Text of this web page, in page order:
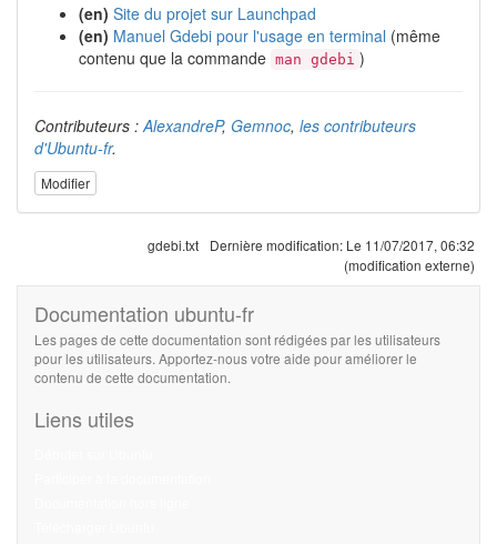
(en) Site du projet sur Launchpad
(en) Manuel Gdebi pour l'usage en terminal (même
contenu que la commande man gdebi )
Contributeurs : AlexandreP, Gemnoc, les contributeurs
d'Ubuntu-fr.
Modifier
gdebi.txt Dernière modification: Le 11/07/2017, 06:32
(modification externe)
Documentation ubuntu-fr
Les pages de cette documentation sont rédigées par les utilisateurs
pour les utilisateurs. Apportez-nous votre aide pour améliorer le
contenu de cette documentation.
Liens utiles